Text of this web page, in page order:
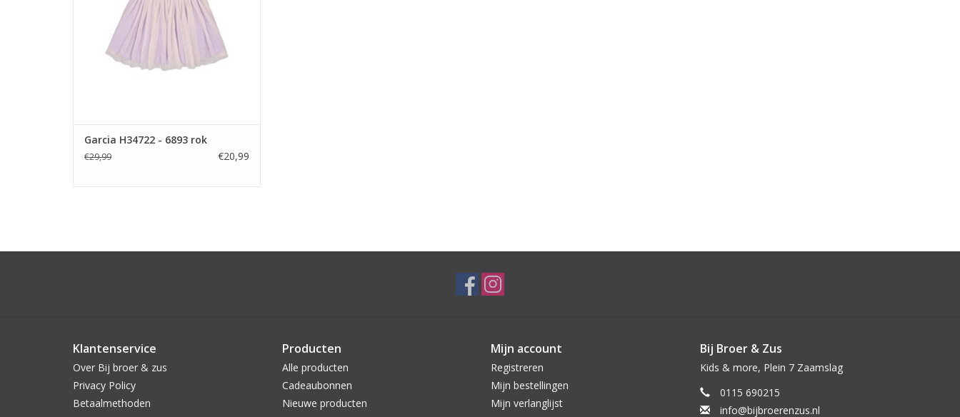
Garcia H34722 - 6893 rok
€29,99 €20,99
Klantenservice
Over Bij broer & zus
Privacy Policy
Betaalmethoden
Producten
Alle producten
Cadeaubonnen
Nieuwe producten
Mijn account
Registreren
Mijn bestellingen
Mijn verlanglijst
Bij Broer & Zus
Kids & more, Plein 7 Zaamslag
0115 690215
info@bijbroerenzus.nl